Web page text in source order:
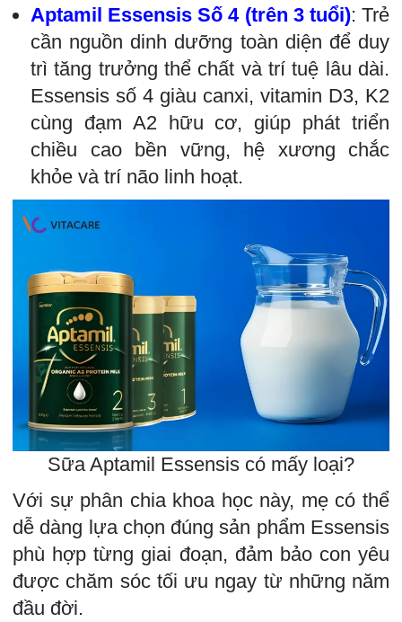
Aptamil Essensis Số 4 (trên 3 tuổi): Trẻ
cần nguồn dinh dưỡng toàn diện để duy
trì tăng trưởng thể chất và trí tuệ lâu dài.
Essensis số 4 giàu canxi, vitamin D3, K2
cùng đạm A2 hữu cơ, giúp phát triển
chiều cao bền vững, hệ xương chắc
khỏe và trí não linh hoạt.
Sữa Aptamil Essensis có mấy loại?
Với sự phân chia khoa học này, mẹ có thể
dễ dàng lựa chọn đúng sản phẩm Essensis
phù hợp từng giai đoạn, đảm bảo con yêu
được chăm sóc tối ưu ngay từ những năm
đầu đời.